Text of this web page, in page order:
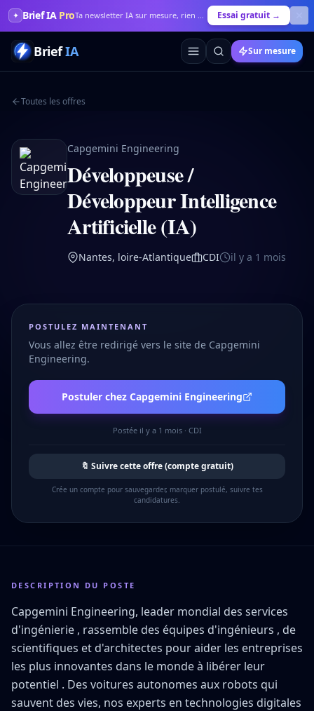
✦ Brief IA Pro Ta newsletter IA sur mesure, rien que pour toi Essai gratuit →
BriefIA Sur mesure
Toutes les offres
Capgemini Engineering
Développeuse /
Développeur Intelligence
Artificielle (IA)
Nantes, loire-Atlantique CDI il y a 1 mois
POSTULEZ MAINTENANT
Vous allez être redirigé vers le site de Capgemini
Engineering.
Postuler chez Capgemini Engineering
Postée il y a 1 mois· CDI
🔖 Suivre cette offre (compte gratuit)
Crée un compte pour sauvegarder, marquer postulé, suivre tes
candidatures.
DESCRIPTION DU POSTE
Capgemini Engineering, leader mondial des services
d'ingénierie , rassemble des équipes d'ingénieurs , de
scientifiques et d'architectes pour aider les entreprises
les plus innovantes dans le monde à libérer leur
potentiel . Des voitures autonomes aux robots qui
sauvent des vies, nos experts en technologies digitales